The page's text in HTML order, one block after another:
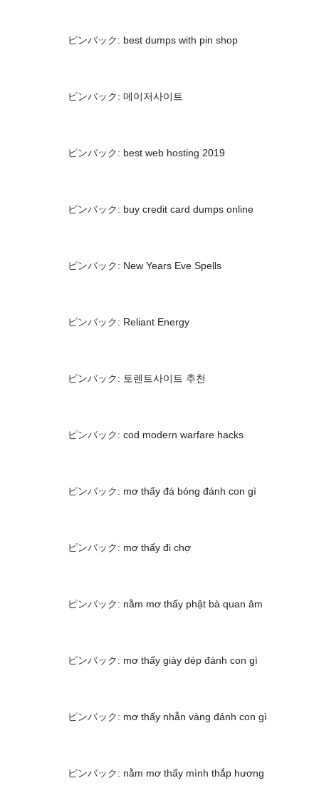
ピンバック: best dumps with pin shop
ピンバック: 메이저사이트
ピンバック: best web hosting 2019
ピンバック: buy credit card dumps online
ピンバック: New Years Eve Spells
ピンバック: Reliant Energy
ピンバック: 토렌트사이트 추천
ピンバック: cod modern warfare hacks
ピンバック: mơ thấy đá bóng đánh con gì
ピンバック: mơ thấy đi chợ
ピンバック: nằm mơ thấy phật bà quan âm
ピンバック: mơ thấy giày dép đánh con gì
ピンバック: mơ thấy nhẫn vàng đánh con gì
ピンバック: nằm mơ thấy mình thắp hương